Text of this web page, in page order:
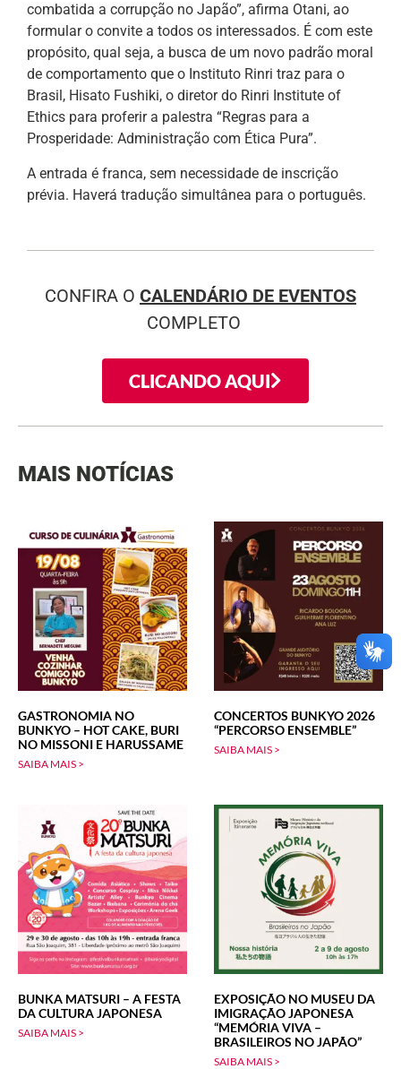
combatida a corrupção no Japão”, afirma Otani, ao
formular o convite a todos os interessados. É com este
propósito, qual seja, a busca de um novo padrão moral
de comportamento que o Instituto Rinri traz para o
Brasil, Hisato Fushiki, o diretor do Rinri Institute of
Ethics para proferir a palestra “Regras para a
Prosperidade: Administração com Ética Pura”.
A entrada é franca, sem necessidade de inscrição
prévia. Haverá tradução simultânea para o português.
CONFIRA O CALENDÁRIO DE EVENTOS
COMPLETO
CLICANDO AQUI
MAIS NOTÍCIAS
GASTRONOMIA NO
BUNKYO – HOT CAKE, BURI
NO MISSONI E HARUSSAME
SAIBA MAIS >
CONCERTOS BUNKYO 2026
“PERCORSO ENSEMBLE”
SAIBA MAIS >
BUNKA MATSURI – A FESTA
DA CULTURA JAPONESA
SAIBA MAIS >
EXPOSIÇÃO NO MUSEU DA
IMIGRAÇÃO JAPONESA
“MEMÓRIA VIVA –
BRASILEIROS NO JAPÃO”
SAIBA MAIS >